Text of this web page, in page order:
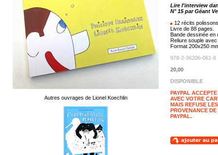
Autres ouvrages de Lionel Koechlin
Lire l'interview
N° 15 par Géant
12 récits
Livre de 88 pages.
Bande dessinée en
Reliure souple
Format 200x250
978-2-36206-061-8
20,00
DISPONIBLE
PAYPAL
AVEC VOTRE
MAIS REFUSE
PROVENANCE
PAYPAL.